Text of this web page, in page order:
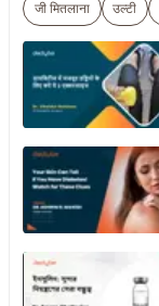
जी मितलाना उल्टी